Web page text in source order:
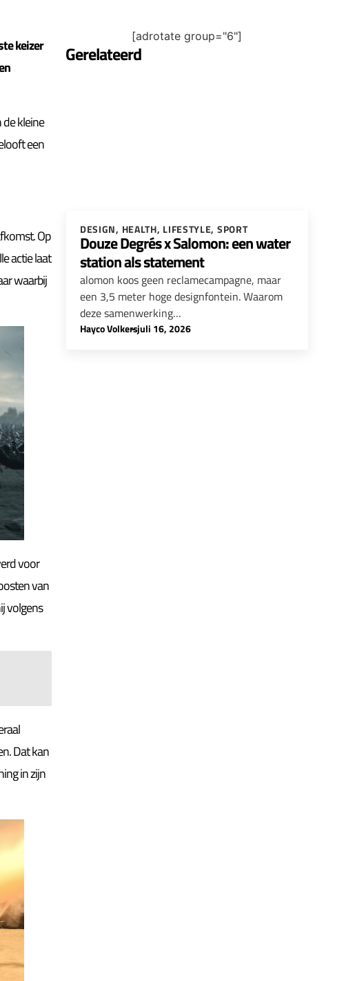
keizer
kleine
een
Op
actie laat
waarbij
voor
van
volgens
Dat kan
in zijn
[adrotate group="6"]
Gerelateerd
DESIGN, HEALTH, LIFESTYLE, SPORT
Douze Degrés x Salomon: een water
station als statement
alomon koos geen reclamecampagne, maar
een 3,5 meter hoge designfontein. Waarom
deze samenwerking…
Hayco Volkers
-juli 16, 2026